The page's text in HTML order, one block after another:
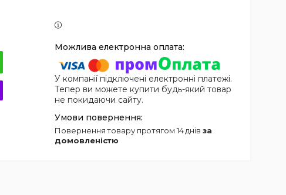
У компанії підключені електронні платежі.
Тепер ви можете купити будь-який товар
не покидаючи сайту.
повернення товару протягом 14 днів за
домовленістю